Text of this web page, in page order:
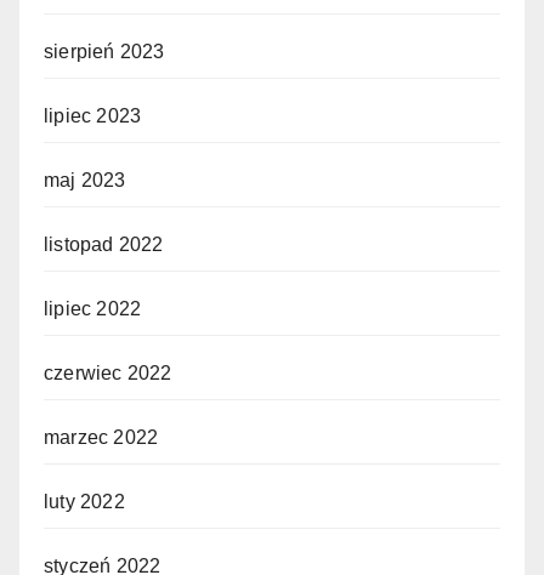
sierpień 2023
lipiec 2023
maj 2023
listopad 2022
lipiec 2022
czerwiec 2022
marzec 2022
luty 2022
styczeń 2022